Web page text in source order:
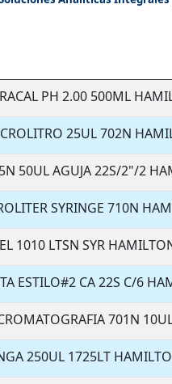
PH 2.00 500ML
25UL 702N
50UL AGUJA 22S/2"/2
SYRINGE 710N
1010 LTSN SYR
ESTILO#2 CA 22S C/6
701N
250UL 1725LT